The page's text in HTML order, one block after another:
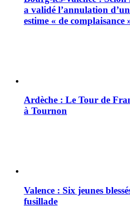
a validé l’annulation
estime « de complaisance
Ardèche : Le Tour de
à Tournon
Valence : Six jeunes
fusillade